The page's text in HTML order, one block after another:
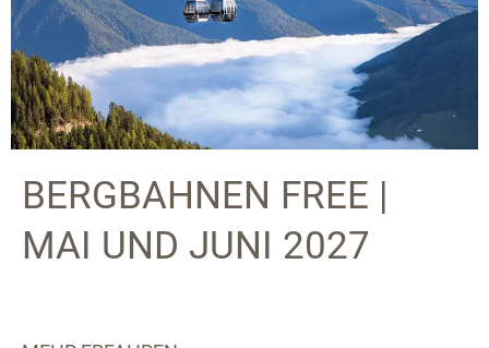
BERGBAHNEN FREE |
MAI UND JUNI 2027